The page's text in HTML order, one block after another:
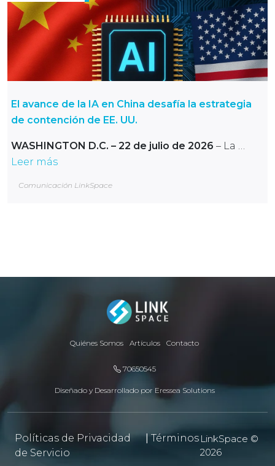
El avance de la IA en China desafía la estrategia
de contención de EE. UU.
WASHINGTON D.C. – 22 de julio de 2026 – La …
Leer más
Comunicación LinkSpace
Quiénes Somos Artículos Contacto
70650545
Diseñado y Desarrollado por Eressea Solutions
Políticas de Privacidad |Términos
de Servicio
LinkSpace ©
2026